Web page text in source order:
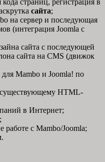
сайта;
на сервер и последующая
(интеграция Joomla с
сайта с последующей
сайта на CMS (движок
для Mambo и Joomla! по
существующему HTML-
в Интернет;
работе с Mambo/Joomla;